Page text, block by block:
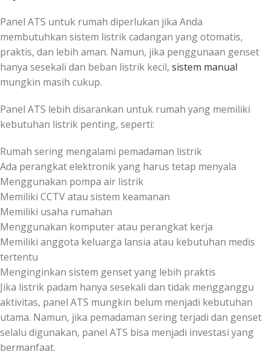
Panel ATS untuk rumah diperlukan jika Anda
membutuhkan sistem listrik cadangan yang otomatis,
praktis, dan lebih aman. Namun, jika penggunaan genset
hanya sesekali dan beban listrik kecil, sistem manual
mungkin masih cukup.
Panel ATS lebih disarankan untuk rumah yang memiliki
kebutuhan listrik penting, seperti:
Rumah sering mengalami pemadaman listrik
Ada perangkat elektronik yang harus tetap menyala
Menggunakan pompa air listrik
Memiliki CCTV atau sistem keamanan
Memiliki usaha rumahan
Menggunakan komputer atau perangkat kerja
Memiliki anggota keluarga lansia atau kebutuhan medis
tertentu
Menginginkan sistem genset yang lebih praktis
Jika listrik padam hanya sesekali dan tidak mengganggu
aktivitas, panel ATS mungkin belum menjadi kebutuhan
utama. Namun, jika pemadaman sering terjadi dan genset
selalu digunakan, panel ATS bisa menjadi investasi yang
bermanfaat.